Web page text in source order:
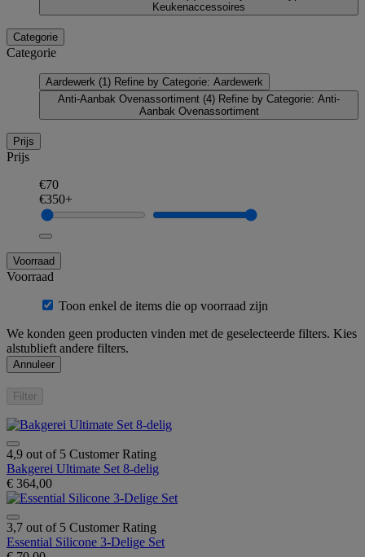
Keukenaccessoires
Categorie
Categorie
Aardewerk (1) Refine by Categorie: Aardewerk
Anti-Aanbak Ovenassortiment (4) Refine by Categorie: Anti-
Aanbak Ovenassortiment
Prijs
Prijs
€70
€350+
Voorraad
Voorraad
Toon enkel de items die op voorraad zijn
We konden geen producten vinden met de geselecteerde filters. Kies
alstublieft andere filters.
Annuleer
Filter
4,9 out of 5 Customer Rating
Bakgerei Ultimate Set 8-delig
€ 364,00
3,7 out of 5 Customer Rating
Essential Silicone 3-Delige Set